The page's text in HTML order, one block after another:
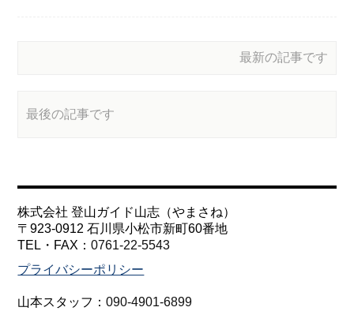
最新の記事です
最後の記事です
株式会社 登山ガイド山志（やまさね）
〒923-0912 石川県小松市新町60番地
TEL・FAX：0761-22-5543
プライバシーポリシー
山本スタッフ：090-4901-6899